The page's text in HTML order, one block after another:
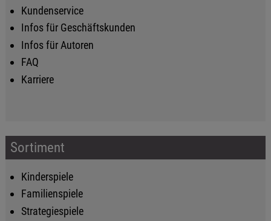
Kundenservice
Infos für Geschäftskunden
Infos für Autoren
FAQ
Karriere
Sortiment
Kinderspiele
Familienspiele
Strategiespiele